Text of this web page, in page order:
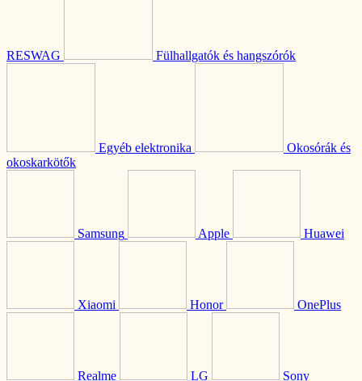
RESWAG Fülhallgatók és hangszórók
Egyéb elektronika
Okosórák és
okoskarkötők
Samsung Apple Huawei
Xiaomi Honor OnePlus
Realme LG Sony